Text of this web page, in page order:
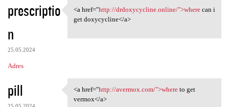
prescriptio
n
25.05.2024
Adres
<a href="http://drdoxycycline
<a href="http://drdoxycycline.online/">wherecan i
get doxycycline</a>
pill <a href="http://avermox.com/"
<a href="http://avermox.com/">whereto get
vermox</a>